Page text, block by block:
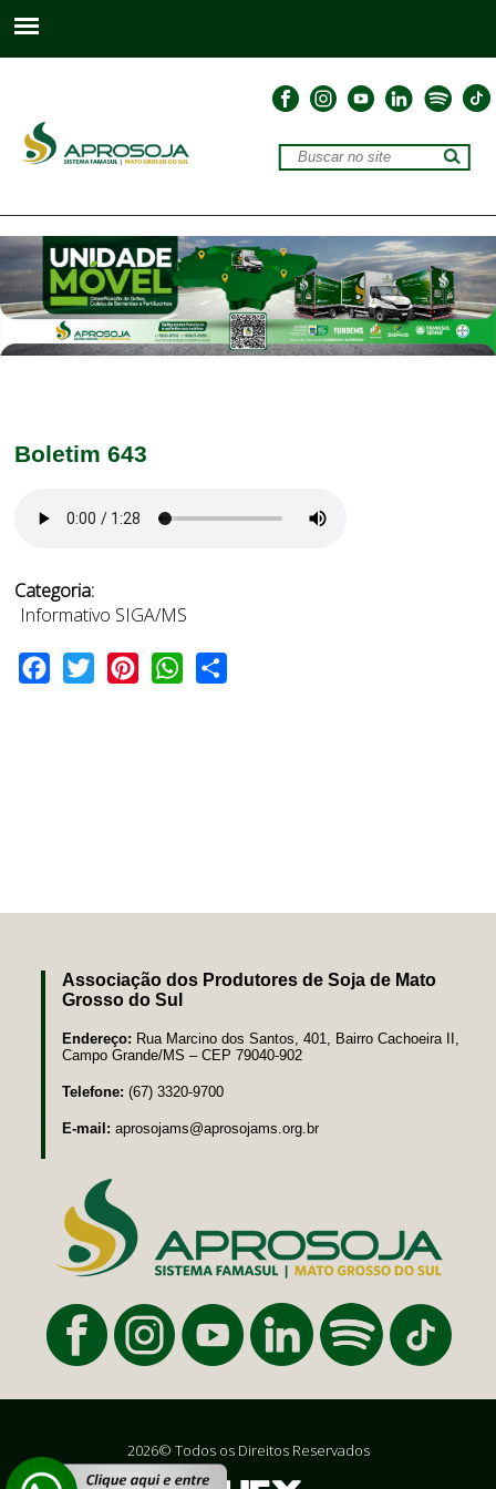
Boletim 643
Categoria:
Informativo SIGA/MS
Facebook
Twitter PinterestWhatsApp
Associação dos Produtores de Soja de Mato
Grosso do Sul
Endereço: Rua Marcino dos Santos, 401, Bairro Cachoeira II,
Campo Grande/MS – CEP 79040-902
Telefone: (67) 3320-9700
E-mail: aprosojams@aprosojams.org.br
2026© Todos os Direitos Reservados